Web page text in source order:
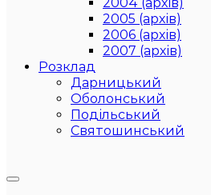
2005 (архів)
2006 (архів)
2007 (архів)
Розклад
Дарницький
Оболонський
Подільський
Святошинський